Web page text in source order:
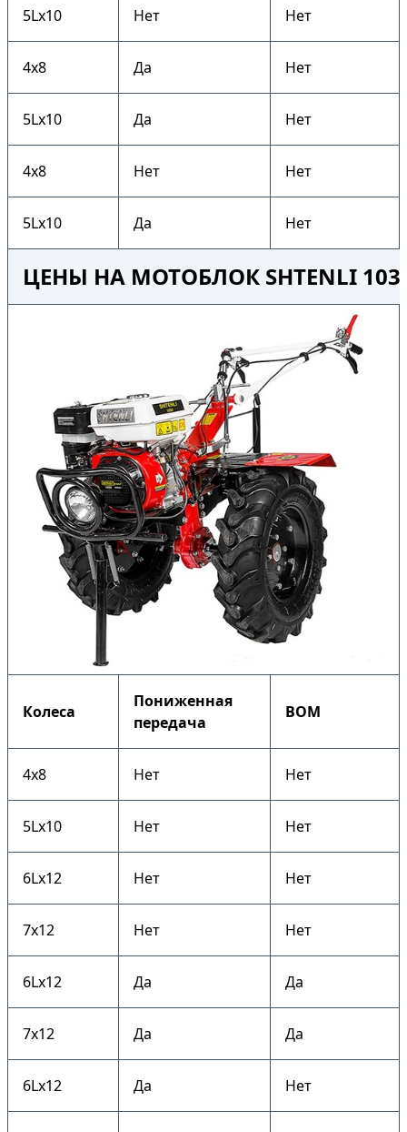
5Lх10 Нет Нет
4х8 Да Нет
5Lх10 Да Нет
4х8 Нет Нет
5Lх10 Да Нет
ЦЕНЫ НА МОТОБЛОК SHTENLI
Колеса
Пониженная
передача
ВОМ
4х8 Нет Нет
5Lх10 Нет Нет
6Lх12 Нет Нет
7х12 Нет Нет
6Lх12 Да Да
7х12 Да Да
6Lх12 Да Нет